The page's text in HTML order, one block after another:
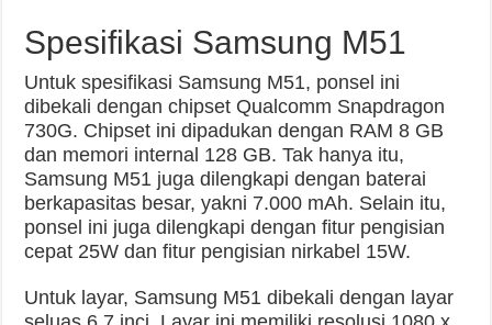
Spesifikasi Samsung M51
Untuk spesifikasi Samsung M51, ponsel ini
dibekali dengan chipset Qualcomm Snapdragon
730G. Chipset ini dipadukan dengan RAM 8 GB
dan memori internal 128 GB. Tak hanya itu,
Samsung M51 juga dilengkapi dengan baterai
berkapasitas besar, yakni 7.000 mAh. Selain itu,
ponsel ini juga dilengkapi dengan fitur pengisian
cepat 25W dan fitur pengisian nirkabel 15W.
Untuk layar, Samsung M51 dibekali dengan layar